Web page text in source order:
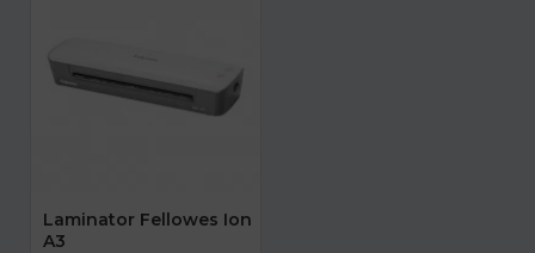
Laminator Fellowes Ion
A3